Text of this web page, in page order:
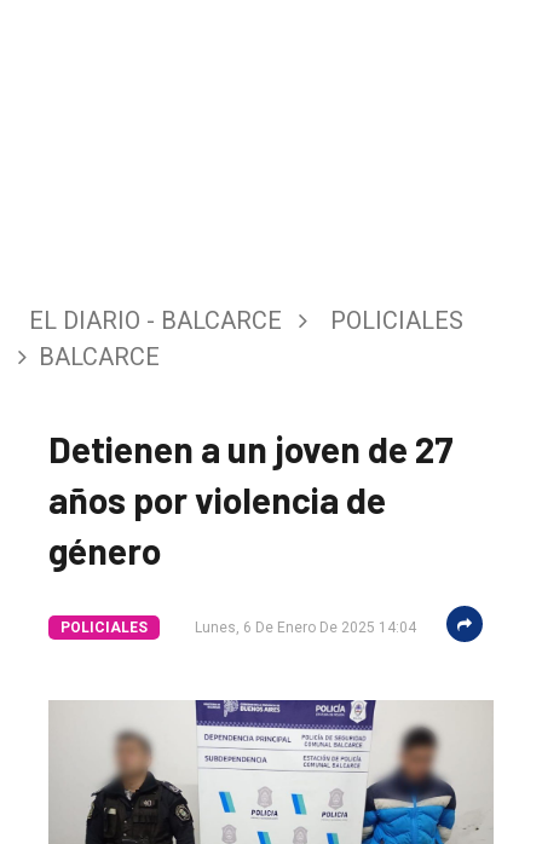
único
Balcarce
Inicio
EL DIARIO - BALCARCE
POLICIALES
BALCARCE
Detienen a un joven de 27
años por violencia de
género
POLICIALES Lunes, 6 De Enero De 2025 14:04